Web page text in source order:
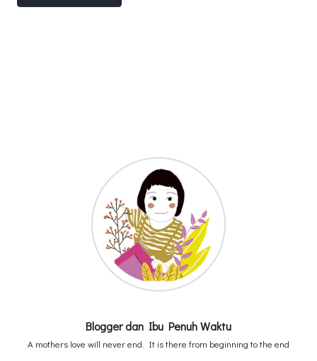
Blogger dan Ibu Penuh Waktu
A mothers love will never end. It is there from beginning to the end